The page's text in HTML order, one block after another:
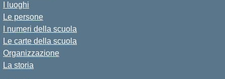
I luoghi
Le persone
I numeri della scuola
Le carte della scuola
Organizzazione
La storia